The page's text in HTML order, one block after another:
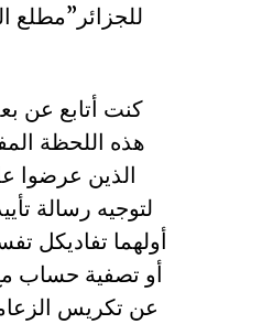
للجزائر”مطلع
كنت أتابع عن
هذه اللحظة
الذين عرضوا
لتوجيه رسالة
أولهما تفاديكل
أو تصفية حساب مع
عن تكريس